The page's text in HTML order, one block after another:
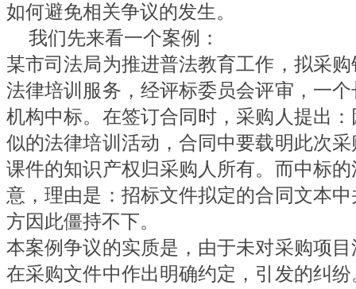
如何避免相关争议的发生。
我们先来看一个案例：
某市司法局为推进普法教育工作，拟采
法律培训服务，经评标委员会评审，一
机构中标。在签订合同时，采购人提出
似的法律培训活动，合同中要载明此次
课件的知识产权归采购人所有。而中标
意，理由是：招标文件拟定的合同文本
方因此僵持不下。
本案例争议的实质是，由于未对采购项
在采购文件中作出明确约定，引发的纠